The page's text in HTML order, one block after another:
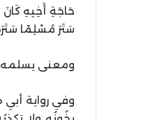
حَاجَةِ أَخِيهِ
سَتَرَ مُسْلِمًا
ومعنى يسلمه
وفي رواية أبي